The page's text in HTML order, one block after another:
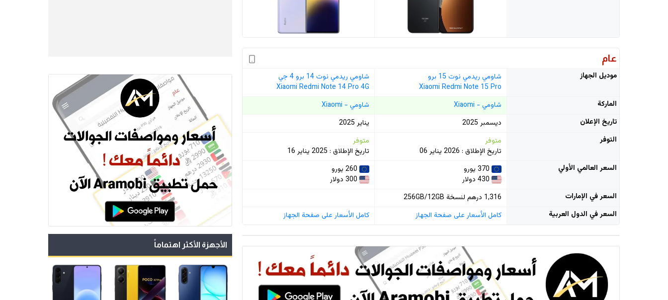
عام
موديل الجهاز
شاومي ريدمي نوت 15 برو
Xiaomi Redmi Note 15 Pro
شاومي ريدمي نوت 14 برو 4 جي
Xiaomi Redmi Note 14 Pro 4G
الماركة
شاومي - Xiaomi
شاومي - Xiaomi
تاريخ الإعلان
ديسمبر 2025
يناير 2025
التوفر
متوفر
تاريخ الإطلاق : 2026 يناير 06
متوفر
تاريخ الإطلاق : 2025 يناير 16
السعر العالمي الأولي
260 يورو
300 دولار
السعر في الإمارات
1,316 درهم لنسخة 256GB/12GB
السعر في الدول العربية
كامل الأسعار على صفحة الجهاز كامل الأسعار على صفحة الجهاز
الأجهزة الأكثر اهتماماً